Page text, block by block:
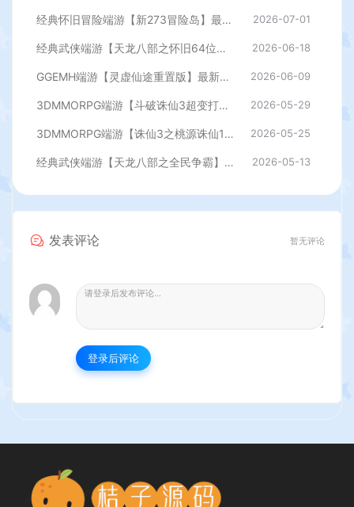
经典怀旧冒险端游【新273冒险岛】最新整理Linux手工端+PC客户端+登录器+管理后台+网页注册+详细搭建教程 2026-07-01
经典武侠端游【天龙八部之怀旧64位源端洛洛1.9】最新整理单机一键即玩镜像端+Linux手工服务端+PC客户端+GM工具+网页注册+详细搭建教程 2026-06-18
GGEMH端游【灵虚仙途重置版】最新整理WIN系服务端+PC客户端+网关+内置GM+详细搭建教程+全套源码 2026-06-09
3DMMORPG端游【斗破诛仙3超变打金18职业精修版】最新整理单机一键即玩镜像端+Linux手工服务端+GM工具+网页注册+PC客户端+详细搭建教程 2026-05-29
3DMMORPG端游【诛仙3之桃源诛仙18职业精修版】最新整理单机一键即玩镜像端+Linux手工服务端+GM工具+网页注册+PC客户端+详细搭建教程 2026-05-25
经典武侠端游【天龙八部之全民争霸】最新整理单机一键即玩镜像端+Linux手工服务端+PC客户端+GM工具+详细搭建教程 2026-05-13
发表评论 暂无评论
登录后评论